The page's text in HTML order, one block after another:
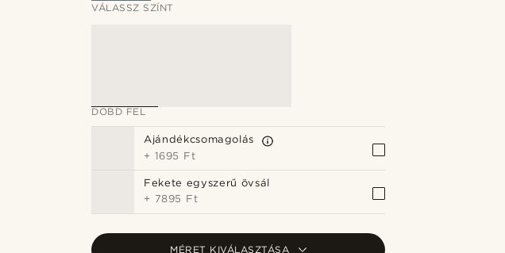
VÁLASSZ SZÍNT
DOBD FEL
Ajándékcsomagolás
+ 1695 Ft
Fekete egyszerű övsál
+ 7895 Ft
MÉRET KIVÁLASZTÁSA